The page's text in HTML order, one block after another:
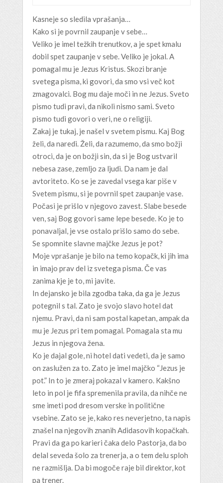
Kasneje so sledila vprašanja…
Kako si je povrnil zaupanje v sebe…
Veliko je imel težkih trenutkov, a je spet kmalu
dobil spet zaupanje v sebe. Veliko je jokal. A
pomagal mu je Jezus Kristus. Skozi branje
svetega pisma, ki govori, da smo vsi več kot
zmagovalci. Bog mu daje moči in ne Jezus. Sveto
pismo tudi pravi, da nikoli nismo sami. Sveto
pismo tudi govori o veri, ne o religiji.
Zakaj je tukaj, je našel v svetem pismu. Kaj Bog
želi, da naredi. Želi, da razumemo, da smo božji
otroci, da je on božji sin, da si je Bog ustvaril
nebesa zase, zemljo za ljudi. Da nam je dal
avtoriteto. Ko se je zavedal vsega kar piše v
Svetem pismu, si je povrnil spet zaupanje vase.
Počasi je prišlo v njegovo zavest. Slabe besede
ven, saj Bog govori same lepe besede. Ko je to
ponavaljal, je vse ostalo prišlo samo do sebe.
Se spomnite slavne majčke Jezus je pot?
Moje vprašanje je bilo na temo kopačk, ki jih ima
in imajo prav del iz svetega pisma. Če vas
zanima kje je to, mi javite.
In dejansko je bila zgodba taka, da ga je Jezus
potegnil s tal. Zato je svojo slavo hotel dat
njemu. Pravi, da ni sam postal kapetan, ampak da
mu je Jezus pri tem pomagal. Pomagala sta mu
Jezus in njegova žena.
Ko je dajal gole, ni hotel dati vedeti, da je samo
on zaslužen za to. Zato je imel majčko “Jezus je
pot.” In to je zmeraj pokazal v kamero. Kakšno
leto in pol je fifa spremenila pravila, da nihče ne
sme imeti pod dresom verske in politične
vsebine. Zato se je, kako res neverjetno, ta napis
znašel na njegovih znanih Adidasovih kopačkah.
Pravi da ga po karieri čaka delo Pastorja, da bo
delal seveda šolo za trenerja, a o tem delu sploh
ne razmišlja. Da bi mogoče raje bil direktor, kot
pa trener.